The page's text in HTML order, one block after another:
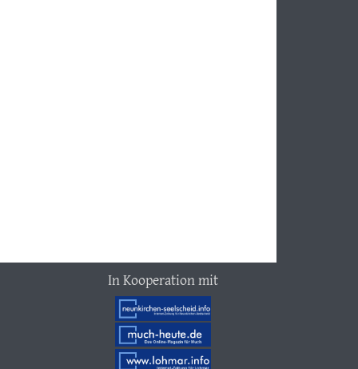
In Kooperation mit